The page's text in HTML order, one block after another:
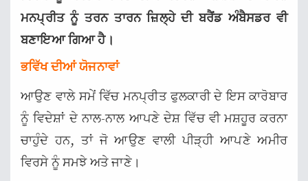
ਮਨਪ੍ਰੀਤ ਨੂੰ ਤਰਨ ਤਾਰਨ ਜ਼ਿਲ੍ਹੇ ਦੀ ਬਰੈਂਡ ਅੰਬੈਸਡਰ ਵੀ
ਬਣਾਇਆ ਗਿਆ ਹੈ।
ਭਵਿੱਖ ਦੀਆਂ ਯੋਜਨਾਵਾਂ
ਆਉਣ ਵਾਲੇ ਸਮੇਂ ਵਿੱਚ ਮਨਪ੍ਰੀਤ ਫੁਲਕਾਰੀ ਦੇ ਇਸ ਕਾਰੋਬਾਰ
ਨੂੰ ਵਿਦੇਸ਼ਾਂ ਦੇ ਨਾਲ-ਨਾਲ ਆਪਣੇ ਦੇਸ਼ ਵਿੱਚ ਵੀ ਮਸ਼ਹੂਰ ਕਰਨਾ
ਚਾਹੁੰਦੇ ਹਨ, ਤਾਂ ਜੋ ਆਉਣ ਵਾਲੀ ਪੀੜ੍ਹੀ ਆਪਣੇ ਅਮੀਰ
ਵਿਰਸੇ ਨੂੰ ਸਮਝੇ ਅਤੇ ਜਾਣੇ।